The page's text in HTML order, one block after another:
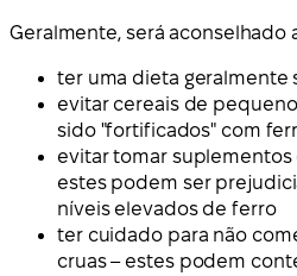
Geralmente, será aconselhado
ter uma dieta geralmente
evitar cereais de
sido "fortificados" com
evitar tomar suplementos
estes podem ser
níveis elevados de ferro
ter cuidado para não
cruas – estes podem